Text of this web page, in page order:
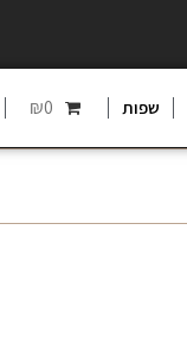
שפות ₪0